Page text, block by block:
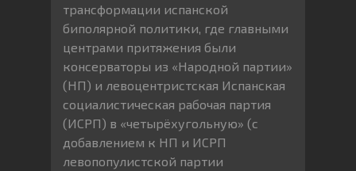
трансформации испанской
биполярной политики, где главными
центрами притяжения были
консерваторы из «Народной партии»
(НП) и левоцентристская Испанская
социалистическая рабочая партия
(ИСРП) в «четырёхугольную» (с
добавлением к НП и ИСРП
левопопулистской партии